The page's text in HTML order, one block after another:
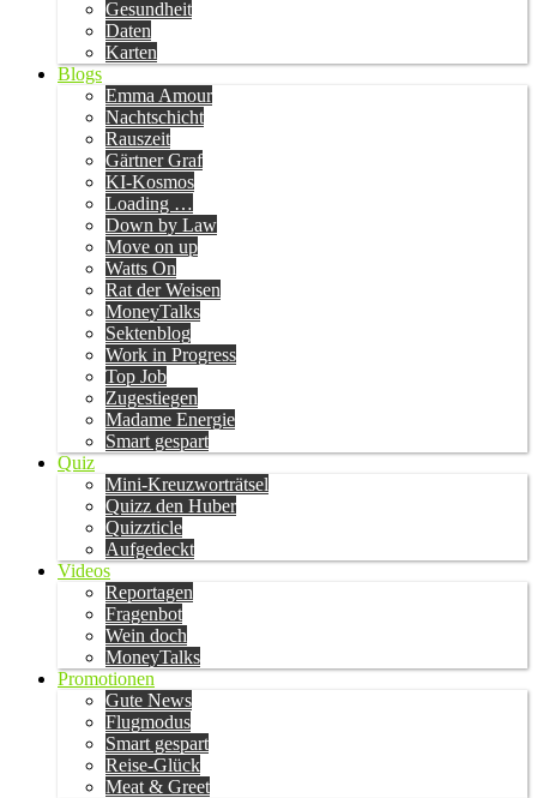
Gesundheit
Daten
Karten
Blogs
Emma Amour
Nachtschicht
Rauszeit
Gärtner Graf
KI-Kosmos
Loading …
Down by Law
Move on up
Watts On
Rat der Weisen
MoneyTalks
Sektenblog
Work in Progress
Top Job
Zugestiegen
Madame Energie
Smart gespart
Quiz
Mini-Kreuzworträtsel
Quizz den Huber
Quizzticle
Aufgedeckt
Videos
Reportagen
Fragenbot
Wein doch
MoneyTalks
Promotionen
Gute News
Flugmodus
Smart gespart
Reise-Glück
Meat & Greet